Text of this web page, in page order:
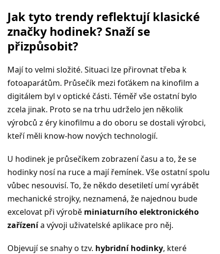
Jak tyto trendy reflektují klasické
značky hodinek? Snaží se
přizpůsobit?
Mají to velmi složité. Situaci lze přirovnat třeba k
fotoaparátům. Průsečík mezi foťákem na kinofilm a
digitálem byl v optické části. Téměř vše ostatní bylo
zcela jinak. Proto se na trhu udrželo jen několik
výrobců z éry kinofilmu a do oboru se dostali výrobci,
kteří měli know-how nových technologií.
U hodinek je průsečíkem zobrazení času a to, že se
hodinky nosí na ruce a mají řemínek. Vše ostatní spolu
vůbec nesouvisí. To, že někdo desetiletí umí vyrábět
mechanické strojky, neznamená, že najednou bude
excelovat při výrobě miniaturního elektronického
zařízenía vývoji uživatelské aplikace pro něj.
Objevují se snahy o tzv. hybridní hodinky, které